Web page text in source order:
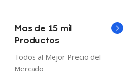
Mas de 15 mil
Productos
Todos al Mejor Precio del
Mercado